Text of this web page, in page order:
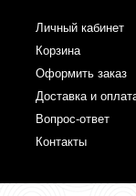
Личный кабинет
Корзина
Оформить заказ
Доставка и
Вопрос-ответ
Контакты